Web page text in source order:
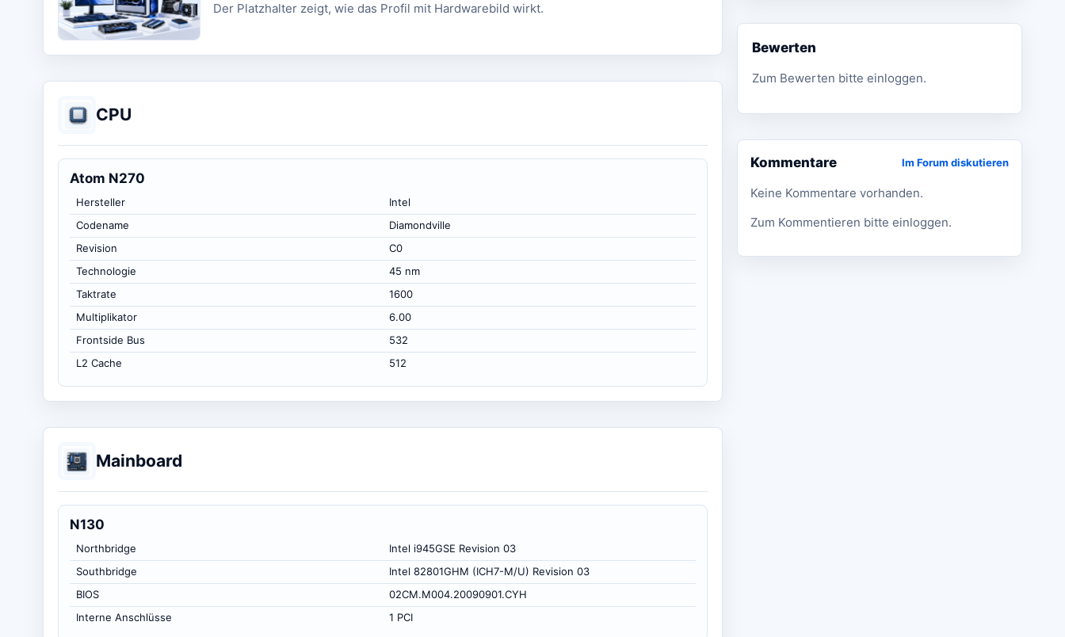
Der Platzhalter zeigt, wie das Profil mit Hardwarebild wirkt.
CPU
Atom N270
Hersteller
Intel
Codename
Diamondville
Revision
C0
Technologie
45 nm
Taktrate
1600
Multiplikator
6.00
Frontside Bus
532
L2 Cache
512
Mainboard
N130
Northbridge
Intel i945GSE Revision 03
Southbridge
Intel 82801GHM (ICH7-M/U) Revision 03
BIOS
02CM.M004.20090901.CYH
Interne Anschlüsse
1 PCI
Bewerten
Zum Bewerten bitte einloggen.
Kommentare Im Forum diskutieren
Keine Kommentare vorhanden.
Zum Kommentieren bitte einloggen.